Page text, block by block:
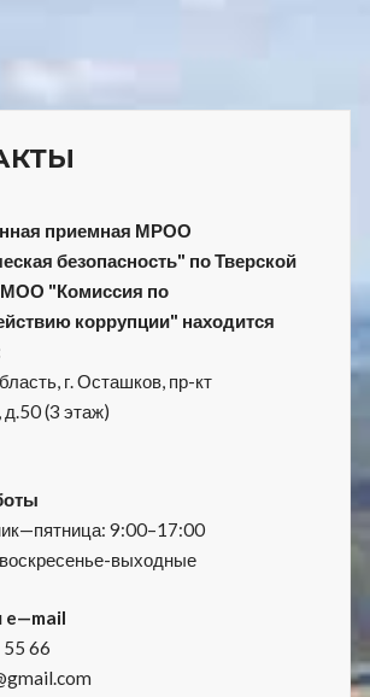
приемная МРОО
безопасность" по Тверской
МОО "Комиссия по
коррупции" находится
г. Осташков, пр-кт
д.50 (3 этаж)
9:00–17:00
выходные
e—mail
66